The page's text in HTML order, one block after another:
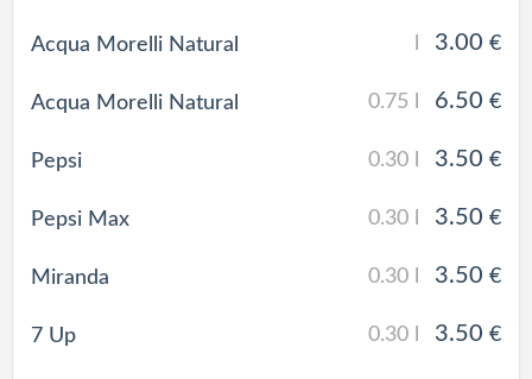
Acqua Morelli Natural 3.00 €
Acqua Morelli Natural 0.75 l 6.50 €
Pepsi 0.30 l 3.50 €
Pepsi Max 0.30 l 3.50 €
Miranda 0.30 l 3.50 €
7 Up 0.30 l 3.50 €